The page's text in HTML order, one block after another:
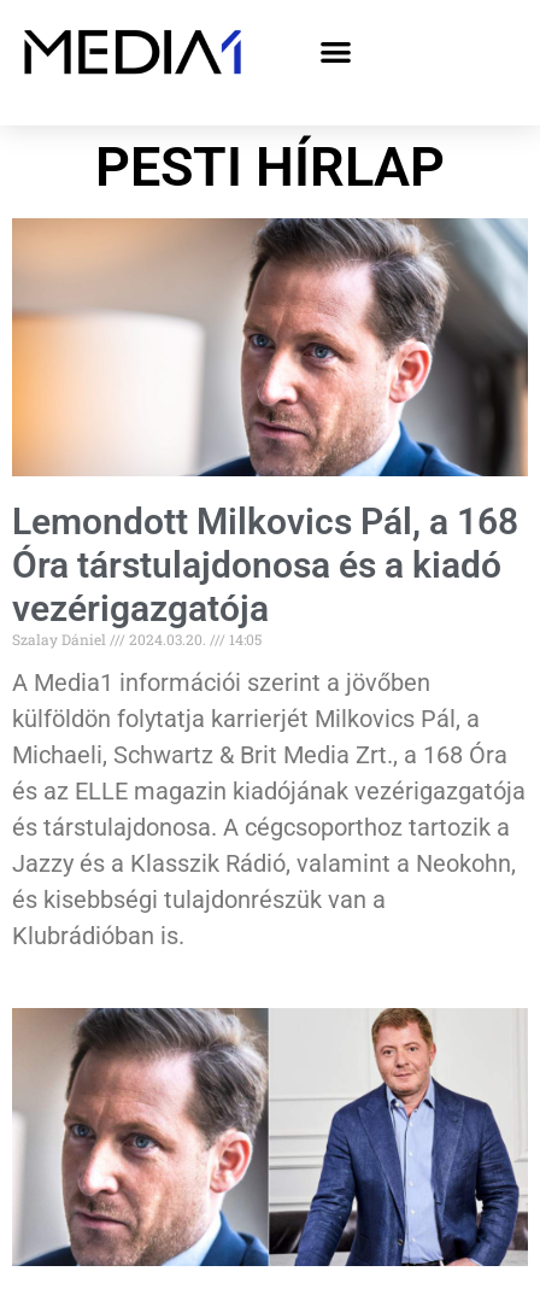
PESTI HÍRLAP
Lemondott Milkovics Pál, a 168
Óra társtulajdonosa és a kiadó
vezérigazgatója
Szalay Dániel 2024.03.20. 14:05
A Media1 információi szerint a jövőben
külföldön folytatja karrierjét Milkovics Pál, a
Michaeli, Schwartz & Brit Media Zrt., a 168 Óra
és az ELLE magazin kiadójának vezérigazgatója
és társtulajdonosa. A cégcsoporthoz tartozik a
Jazzy és a Klasszik Rádió, valamint a Neokohn,
és kisebbségi tulajdonrészük van a
Klubrádióban is.